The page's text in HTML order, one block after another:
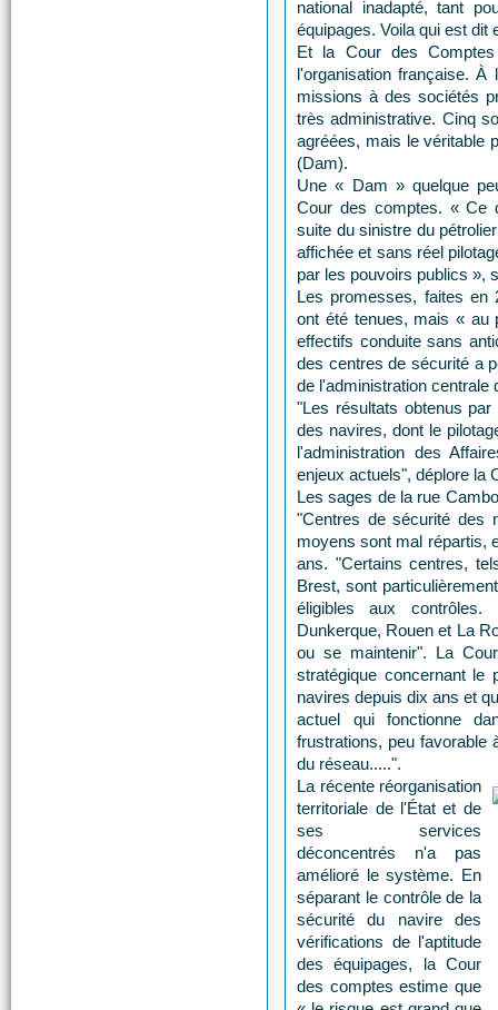
national inadapté, tant
équipages. Voila qui est dit
Et la Cour des
l'organisation française.
missions à des sociétés
très administrative. Cinq
agréées, mais le véritable
(Dam).
Une « Dam » quelque
Cour des comptes. « Ce
suite du sinistre du
affichée et sans réel
par les pouvoirs publics »,
Les promesses, faites en
ont été tenues, mais « au
effectifs conduite sans
des centres de sécurité a
de l'administration centrale
"Les résultats obtenus
des navires, dont le
l'administration des
enjeux actuels", déplore la
Les sages de la rue
"Centres de sécurité des
moyens sont mal répartis,
ans. "Certains centres,
Brest, sont
éligibles aux
Dunkerque, Rouen et La
ou se maintenir". La
stratégique concernant le
navires depuis dix ans et
actuel qui fonctionne
frustrations, peu favorable
du réseau.....".
La récente réorganisation
territoriale de l'État et de
ses services
déconcentrés n'a pas
amélioré le système. En
séparant le contrôle de la
sécurité du navire des
vérifications de l'aptitude
des équipages, la Cour
des comptes estime que